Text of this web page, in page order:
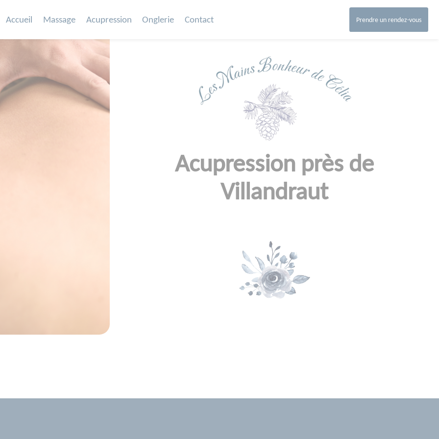
Accueil Massage Acupression Onglerie Contact Prendre un rendez-vous
Acupression près de
Villandraut